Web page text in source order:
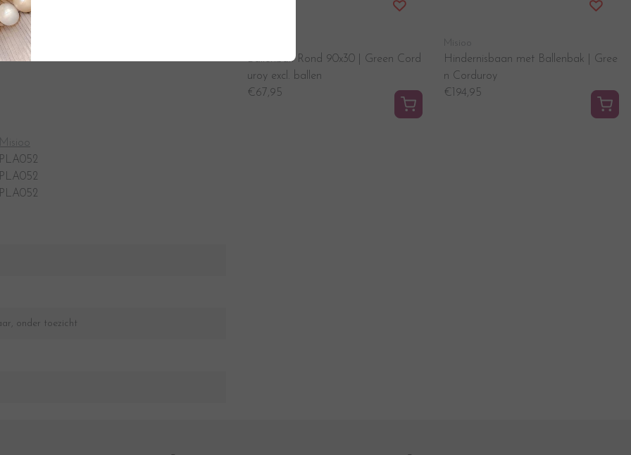
Misioo
PLA052
PLA052
PLA052
onder toezicht
Cor
Speelmat - Plush Nest Bloem - Gree
Ballenbak Rond 90x30 | Green Cord
uroy excl. ballen
€67,95
Misioo
Hindernisbaan met Ballenbak | Gree
n Corduroy
€194,95